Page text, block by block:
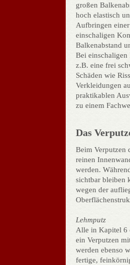
großen
hoch elastisch
Aufbringen
einschaligen
Balkenabstand
Bei
z.B. eine frei
Schäden wie
Verkleidungen
praktikablen
zu einem
Das
Beim Verputzen
reinen
werden.
sichtbar bleiben
wegen der
Lehmputz
Alle in Kapitel 6
ein Verputzen
werden ebenso
fertige,